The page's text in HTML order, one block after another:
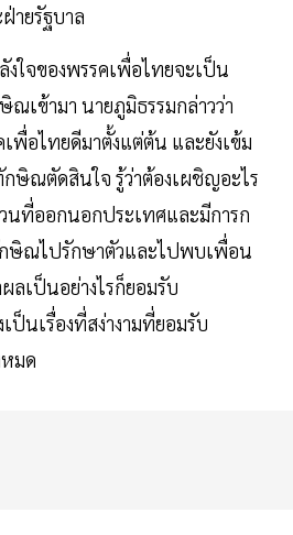
ายรัฐบาล
งใจของพรรคเพื่อไทยจะเป็น
ณเข้ามา นายภูมิธรรมกล่าวว่า
พื่อไทยดีมาตั้งแต่ต้น และยังเข้ม
กษิณตัดสินใจ รู้ว่าต้องเผชิญอะไร
นที่ออกนอกประเทศและมีการก
ษิณไปรักษาตัวและไปพบเพื่อน
ลเป็นอย่างไรก็ยอมรับ
ป็นเรื่องที่สง่างามที่ยอมรับ
มด